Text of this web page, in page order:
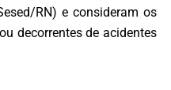
RN) e consideram os
decorrentes de acidentes